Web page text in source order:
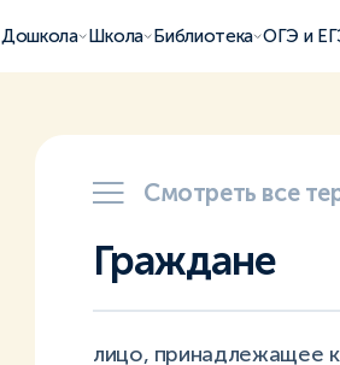
Дошкола Школа Библиотека ОГЭ и
Смотреть все
Граждане
лицо, принадлежащее